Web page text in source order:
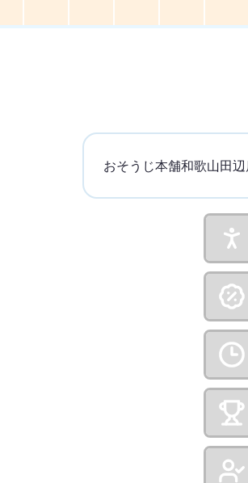
おそうじ本舗和歌山田